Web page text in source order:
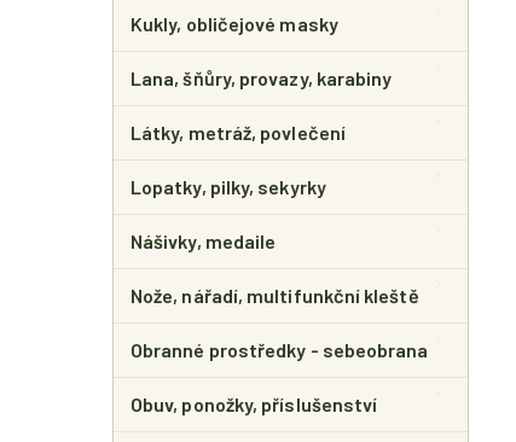
Kukly, obličejové masky
Lana, šňůry, provazy, karabiny
Látky, metráž, povlečení
Lopatky, pilky, sekyrky
Nášivky, medaile
Nože, nářadí, multifunkční kleště
Obranné prostředky - sebeobrana
Obuv, ponožky, příslušenství